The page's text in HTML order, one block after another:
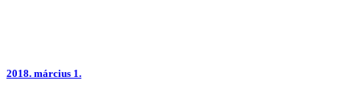
2018. március 1.